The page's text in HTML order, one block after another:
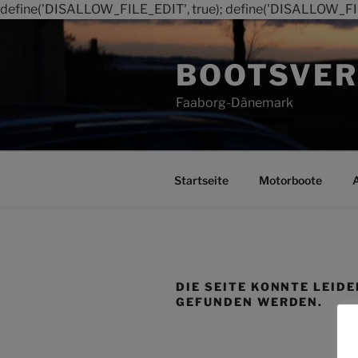
define('DISALLOW_FILE_EDIT', true);
Faaborg-Dänemark
Startseite Motorboote
DIE SEITE KONNTE
GEFUNDEN WERDEN.